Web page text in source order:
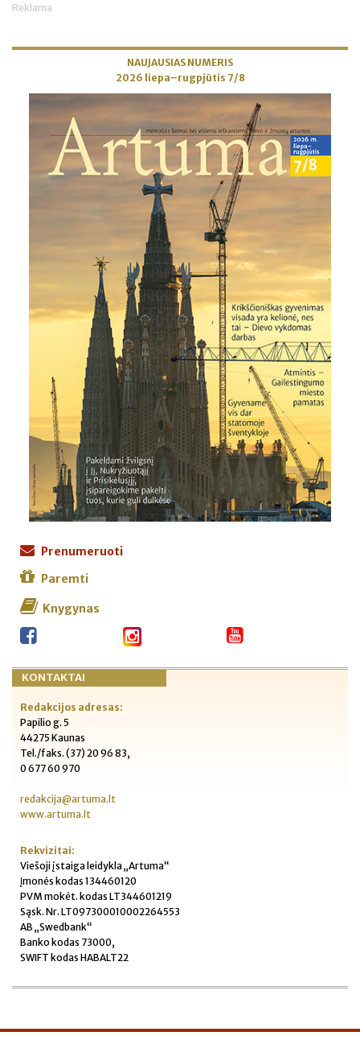
Reklama
NAUJAUSIAS NUMERIS
2026 liepa–rugpjūtis 7/8
Prenumeruoti
Paremti
Knygynas
KONTAKTAI
Redakcijos adresas:
Papilio g. 5
44275 Kaunas
Tel./faks. (37) 20 96 83,
0 677 60 970
redakcija@artuma.lt
www.artuma.lt
Rekvizitai:
Viešoji įstaiga leidykla „Artuma“
Įmonės kodas 134460120
PVM mokėt. kodas LT344601219
Sąsk. Nr. LT097300010002264553
AB „Swedbank“
Banko kodas 73000,
SWIFT kodas HABALT22